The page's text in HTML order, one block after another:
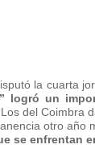
la cuarta
logró un
del Coimbra
otro año
se enfrentan